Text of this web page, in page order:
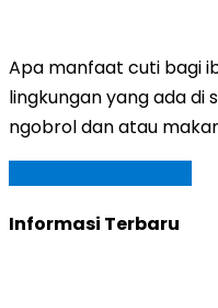
Apa manfaat cuti bagi
lingkungan yang ada
ngobrol dan atau
Informasi Terbaru